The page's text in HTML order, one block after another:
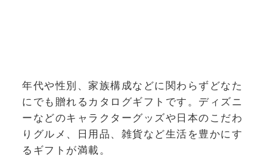
年代や性別、家族構成などに関わらずどなた
にでも贈れるカタログギフトです。ディズニ
ーなどのキャラクターグッズや日本のこだわ
りグルメ、日用品、雑貨など生活を豊かにす
るギフトが満載。